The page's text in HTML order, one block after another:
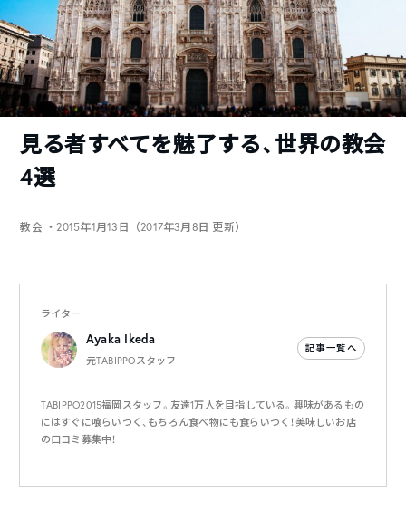
見る者すべてを魅了する、世界の教会
4選
教会 ・2015年1月13日（2017年3月8日 更新）
ライター
Ayaka Ikeda
元TABIPPOスタッフ
記事一覧へ
TABIPPO2015福岡スタッフ。友達1万人を目指している。興味があるもの
にはすぐに喰らいつく、もちろん食べ物にも食らいつく！美味しいお店
の口コミ募集中！